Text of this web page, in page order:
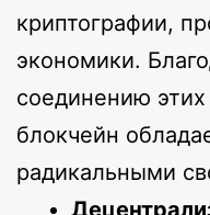
криптографии,
экономики.
соединению
блокчейн
радикальными